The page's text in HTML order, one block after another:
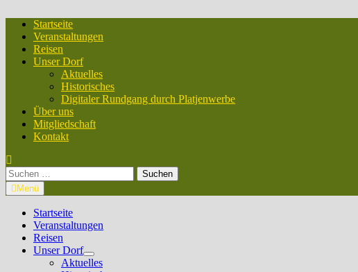
Startseite
Veranstaltungen
Reisen
Unser Dorf
Aktuelles
Historisches
Digitaler Rundgang durch Platjenwerbe
Über uns
Mitgliedschaft
Kontakt
Suchen
nach:Menü
Startseite
Veranstaltungen
Reisen
Unser Dorf
Untermenü
anzeigen
Aktuelles